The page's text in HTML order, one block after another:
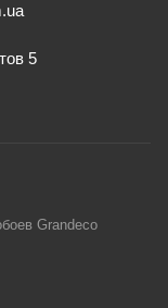
5
Grandeco